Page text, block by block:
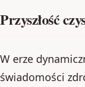
Przyszłość
W erze
świadomości